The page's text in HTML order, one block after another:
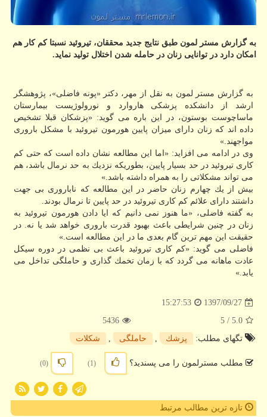
به گزارش مستر لمون طبق نتایج جدید محققان، تیروئید نسبتا كم كار هم
امكان دارد در توانایی زنان در حامله شدن اختلال تولید نماید.
به گزارش مستر لمون به نقل از مهر، دكتر «پونه فاضلی»، پژوهشگر
ارشد از دانشكده پزشكی هاروارد و نورولوژیست بیمارستان
ماساچوست بوستون، در این باره می گوید: «پزشكان قبلا تشخیص
داده اند كه زنان دارای میزان پایین هورمون تیروئید با مشكل باروری
مواجهند.»
وی در ادامه می افزاید: «اما این مطالعه نشان داده است كه حتی كم
كاری تیروئید در حد بسیار پایین، بطوریكه نزدیك به حد نرمال باشد، هم
می تواند مشكلاتی را به همراه داشته باشد.»
بیش از یك چهارم زنان حاضر در این مطالعه كه ناباروری بی جهت
داشتند دارای علائم كم كاری تیروئید در حد پایین تا نرمال بودند.
به گفته فاضلی، «ما هنوز نمی دانیم كه ایا دادن هورمون تیروئید به
زنان در چنین شرایطی باعث بهبود قدرت باروری خواهد شد یا نه. در
حقیقت این مهم ترین گام بعدی ما در این مطالعه است.»
فاضلی می گوید: «كم كاری تیروئید باعث بی نظمی در دوره سیكل
عادت ماهانه می گردد كه با زمان تخمك گذاری و حاملگی تداخل می
یابد.»
1397/09/27
15:27:53
5.0
/ 5
5436
تگهای مطلب:
پزشك , حاملگی , شكلات
مطلب مسترلمون را می پسندید؟ (1)
(0)
تازه ترین مطالب مرتبط